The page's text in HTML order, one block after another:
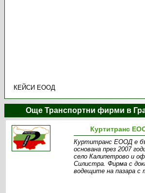
КЕЙСИ ЕООД
Още Транспортни фирми в
Куртитранс
Куртитранс ЕООД е
основана през 2007
село Калипетрово и
Силистра. Фирма с
водещите на пазара с